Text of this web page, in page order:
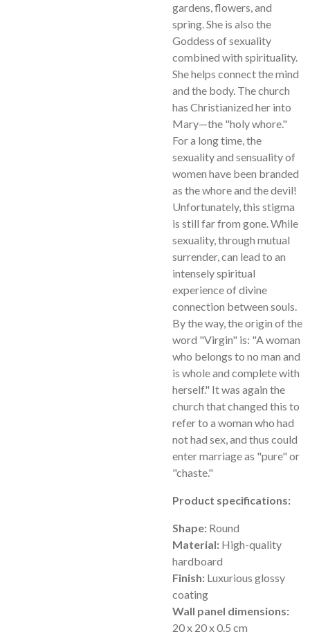
gardens, flowers, and
spring. She is also the
Goddess of sexuality
combined with spirituality.
She helps connect the mind
and the body. The church
has Christianized her into
Mary—the "holy whore."
For a long time, the
sexuality and sensuality of
women have been branded
as the whore and the devil!
Unfortunately, this stigma
is still far from gone. While
sexuality, through mutual
surrender, can lead to an
intensely spiritual
experience of divine
connection between souls.
By the way, the origin of the
word "Virgin" is: "A woman
who belongs to no man and
is whole and complete with
herself." It was again the
church that changed this to
refer to a woman who had
not had sex, and thus could
enter marriage as "pure" or
"chaste."
Product specifications:
Shape: Round
Material: High-quality
hardboard
Finish: Luxurious glossy
coating
Wall panel dimensions:
20 x 20 x 0.5 cm